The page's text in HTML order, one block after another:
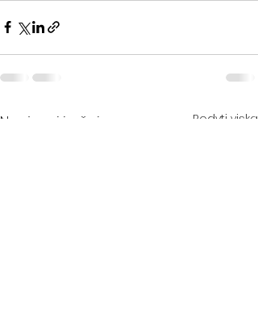
Naujausi įrašai Rodyti viską